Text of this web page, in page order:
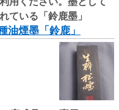
ている「鈴鹿墨」
煙墨「鈴鹿」